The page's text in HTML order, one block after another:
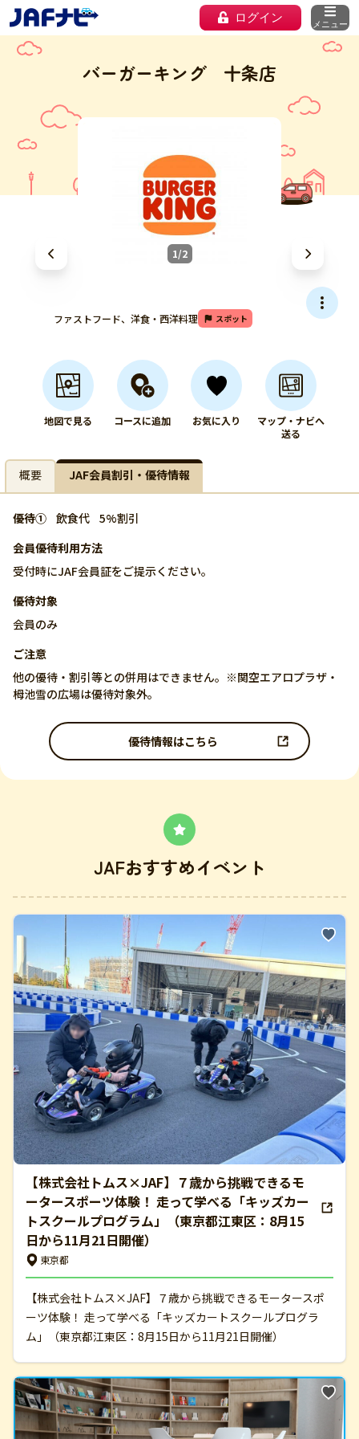
ログイン メニュー
バーガーキング 十条店
1/2
ファストフード、洋食・西洋料理 スポット
地図で見る コースに追加 お気に入り
マップ・ナビへ
送る
概要 JAF会員割引・優待情報
優待① 飲食代 5%割引
会員優待利用方法
受付時にJAF会員証をご提示ください。
優待対象
会員のみ
ご注意
他の優待・割引等との併用はできません。※関空エアロプラザ・
栂池雪の広場は優待対象外。
優待情報はこちら
JAFおすすめイベント
【株式会社トムス×JAF】７歳から挑戦できるモ
ータースポーツ体験！ 走って学べる「キッズカー
トスクールプログラム」（東京都江東区：8月15
日から11月21日開催）
東京都
【株式会社トムス×JAF】７歳から挑戦できるモータースポ
ーツ体験！ 走って学べる「キッズカートスクールプログラ
ム」（東京都江東区：8月15日から11月21日開催）